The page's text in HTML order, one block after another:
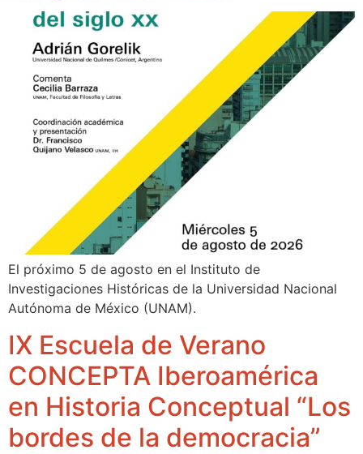
El próximo 5 de agosto en el Instituto de
Investigaciones Históricas de la Universidad Nacional
Autónoma de México (UNAM).
IX Escuela de Verano
CONCEPTA Iberoamérica
en Historia Conceptual “Los
bordes de la democracia”